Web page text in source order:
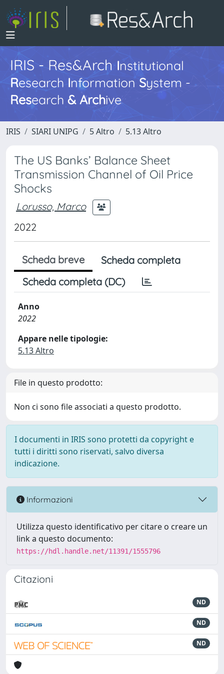
IRIS - Res&ArchInstitutional
Research InformationSystem -
Research & Archive
IRIS SIARI UNIPG 5 Altro 5.13 Altro
The US Banks’ Balance Sheet
Transmission Channel of Oil Price
Shocks
Lorusso, Marco
2022
Scheda breve
Scheda completa
Scheda completa (DC)
Anno
2022
Appare nelle tipologie:
5.13 Altro
File in questo prodotto:
Non ci sono file associati a questo prodotto.
I documenti in IRIS sono protetti da copyright e
tutti i diritti sono riservati, salvo diversa
indicazione.
Informazioni
Utilizza questo identificativo per citare o creare un
link a questo documento:
https://hdl.handle.net/11391/1555796
Citazioni
ND
ND
ND